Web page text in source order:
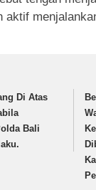
Di Atas
Bali